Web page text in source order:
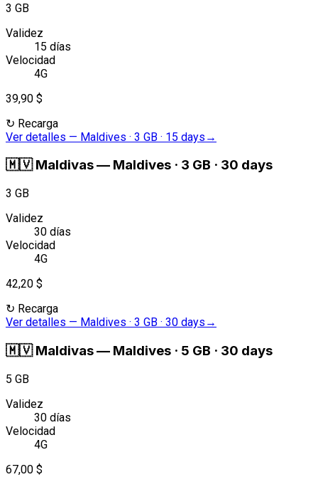
3 GB
Validez
15 días
Velocidad
4G
39,90 $
↻ Recarga
Ver detalles — Maldives · 3 GB · 15 days →
🇲🇻 Maldivas— Maldives · 3 GB · 30 days
3 GB
Validez
30 días
Velocidad
4G
42,20 $
↻ Recarga
Ver detalles — Maldives · 3 GB · 30 days →
🇲🇻 Maldivas— Maldives · 5 GB · 30 days
5 GB
Validez
30 días
Velocidad
4G
67,00 $